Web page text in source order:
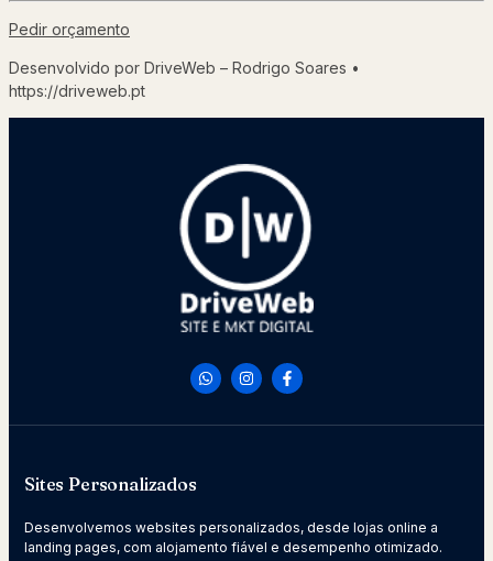
Pedir orçamento
Desenvolvido por DriveWeb – Rodrigo Soares •
https://driveweb.pt
Sites Personalizados
Desenvolvemos websites personalizados, desde lojas online a
landing pages, com alojamento fiável e desempenho otimizado.